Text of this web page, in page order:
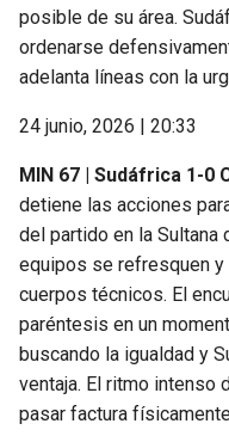
posible de su área.
ordenarse
adelanta líneas con la
24 junio, 2026 | 20:33
MIN 67 | Sudáfrica 1-0
detiene las acciones
del partido en la Sultana
equipos se refresquen
cuerpos técnicos. El
paréntesis en un
buscando la igualdad y
ventaja. El ritmo intenso
pasar factura